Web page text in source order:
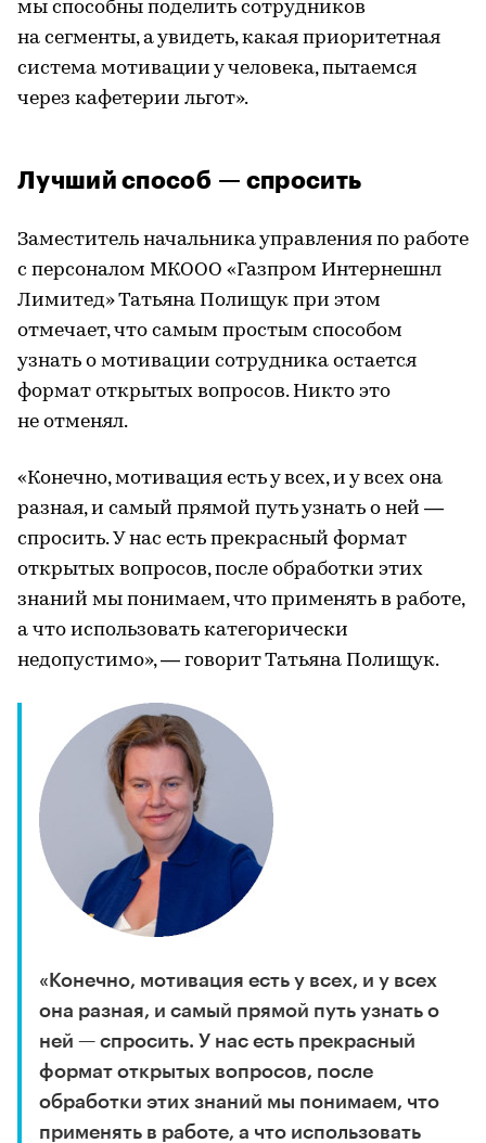
мы способны поделить сотрудников
на сегменты, а увидеть, какая приоритетная
система мотивации у человека, пытаемся
через кафетерии льгот».
Лучший способ — спросить
Заместитель начальника управления по работе
с персоналом МКООО «Газпром Интернешнл
Лимитед» Татьяна Полищук при этом
отмечает, что самым простым способом
узнать о мотивации сотрудника остается
формат открытых вопросов. Никто это
не отменял.
«Конечно, мотивация есть у всех, и у всех она
разная, и самый прямой путь узнать о ней —
спросить. У нас есть прекрасный формат
открытых вопросов, после обработки этих
знаний мы понимаем, что применять в работе,
а что использовать категорически
недопустимо», — говорит Татьяна Полищук.
«Конечно, мотивация есть у всех, и у всех
она разная, и самый прямой путь узнать о
ней — спросить. У нас есть прекрасный
формат открытых вопросов, после
обработки этих знаний мы понимаем, что
применять в работе, а что использовать